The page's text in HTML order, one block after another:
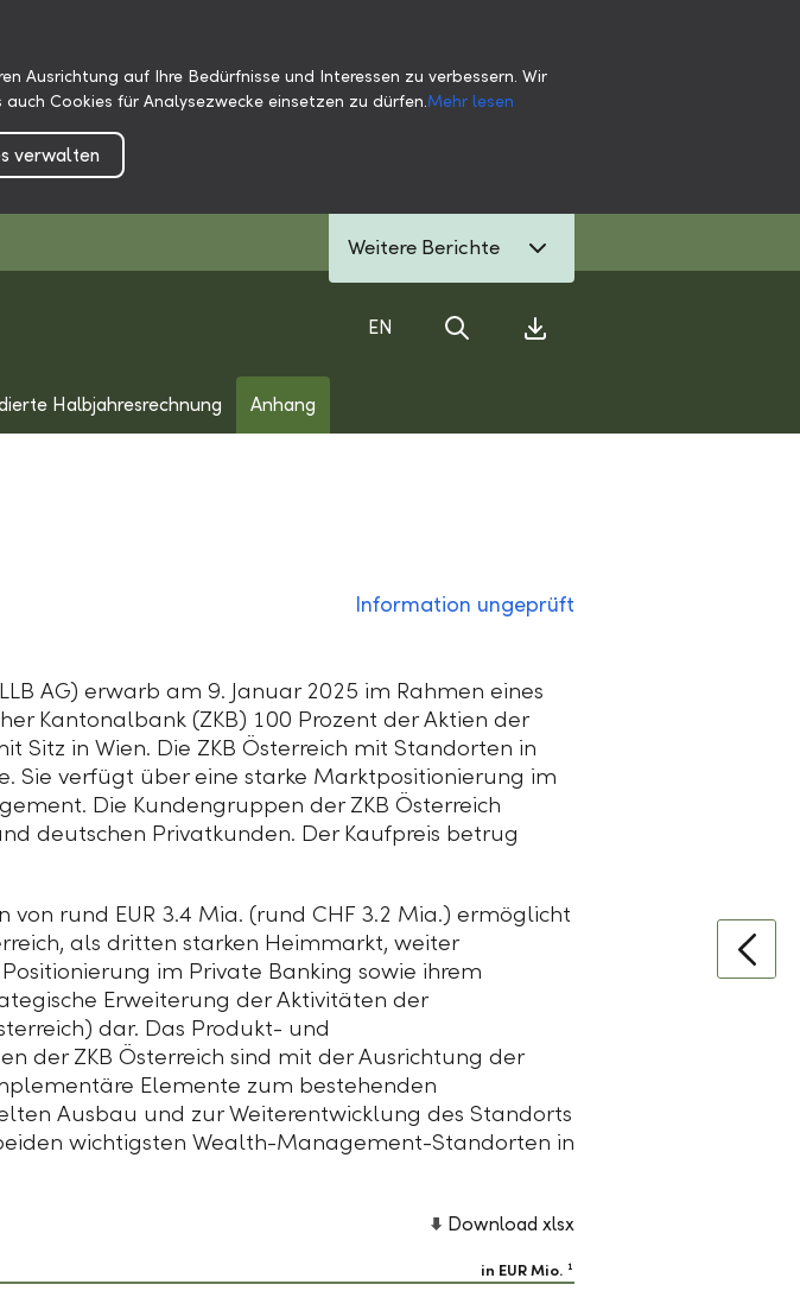
Ausrichtung auf Ihre Bedürfnisse und Interessen zu verbessern. Wir
Cookies für Analysezwecke einsetzen zu dürfen.Mehr lesen
verwalten
Weitere Berichte
EN
Halbjahresrechnung Anhang
Information ungeprüft
AG) erwarb am 9. Januar 2025 im Rahmen eines
Kantonalbank (ZKB) 100 Prozent der Aktien der
Sitz in Wien. Die ZKB Österreich mit Standorten in
Sie verfügt über eine starke Marktpositionierung im
Die Kundengruppen der ZKB Österreich
deutschen Privatkunden. Der Kaufpreis betrug
von rund EUR 3.4 Mia. (rund CHF 3.2 Mia.) ermöglicht
als dritten starken Heimmarkt, weiter
im Private Banking sowie ihrem
Erweiterung der Aktivitäten der
dar. Das Produkt- und
derZKB Österreich sind mit der Ausrichtung der
Elemente zum bestehenden
Ausbau und zur Weiterentwicklung des Standorts
wichtigsten Wealth-Management-Standorten in
Download xlsx
in EUR Mio. 1